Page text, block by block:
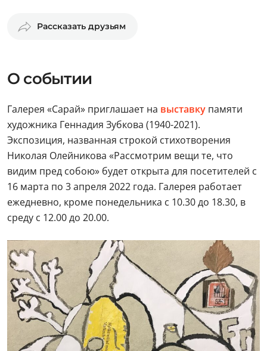
Рассказать друзьям
О событии
Галерея «Сарай» приглашает на выставку памяти
художника Геннадия Зубкова (1940-2021).
Экспозиция, названная строкой стихотворения
Николая Олейникова «Рассмотрим вещи те, что
видим пред собою» будет открыта для посетителей с
16 марта по 3 апреля 2022 года. Галерея работает
ежедневно, кроме понедельника с 10.30 до 18.30, в
среду с 12.00 до 20.00.